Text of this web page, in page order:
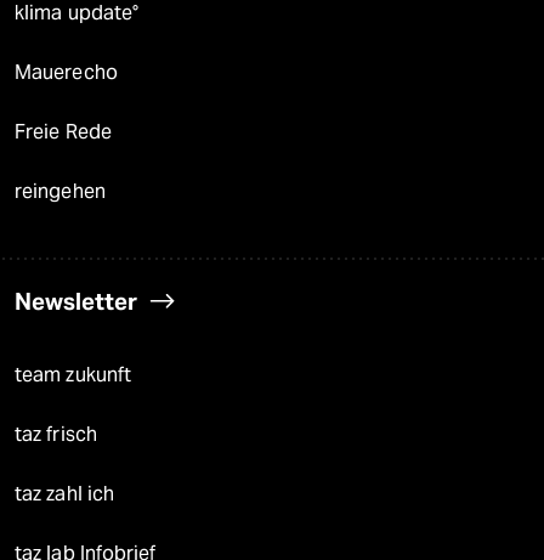
klima update°
Mauerecho
Freie Rede
reingehen
Newsletter
team zukunft
taz frisch
taz zahl ich
taz lab Infobrief